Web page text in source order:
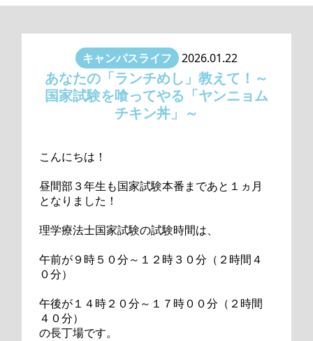
キャンパスライフ 2026.01.22
あなたの「ランチめし」教えて！～
国家試験を喰ってやる「ヤンニョム
チキン丼」～
こんにちは！
昼間部３年生も国家試験本番まであと１ヵ月
となりました！
理学療法士国家試験の試験時間は、
午前が９時５０分～１２時３０分（２時間４
０分）
午後が１４時２０分～１７時００分（２時間
４０分）
の長丁場です。